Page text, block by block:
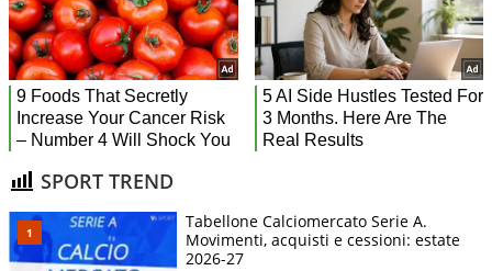
SPORT TREND
Tabellone Calciomercato Serie A.
Movimenti, acquisti e cessioni: estate
2026-27